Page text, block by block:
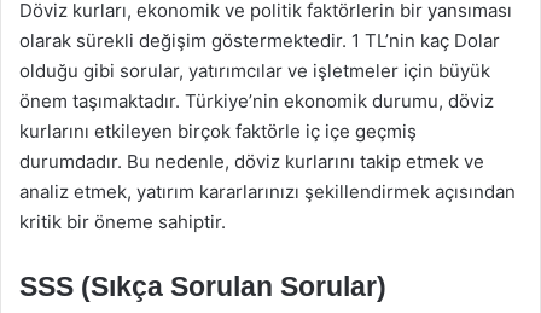
Döviz kurları, ekonomik ve politik faktörlerin bir yansıması
olarak sürekli değişim göstermektedir. 1 TL’nin kaç Dolar
olduğu gibi sorular, yatırımcılar ve işletmeler için büyük
önem taşımaktadır. Türkiye’nin ekonomik durumu, döviz
kurlarını etkileyen birçok faktörle iç içe geçmiş
durumdadır. Bu nedenle, döviz kurlarını takip etmek ve
analiz etmek, yatırım kararlarınızı şekillendirmek açısından
kritik bir öneme sahiptir.
SSS (Sıkça Sorulan Sorular)